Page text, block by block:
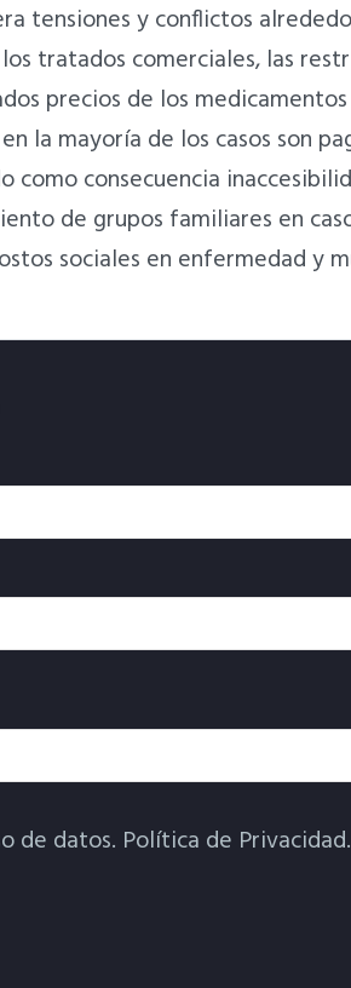
tensiones y conflictos
tratados comerciales, las
precios de los
la mayoría de los casos son
como consecuencia
de grupos familiares en
sociales en enfermedad y
de datos. Política de Privacidad.